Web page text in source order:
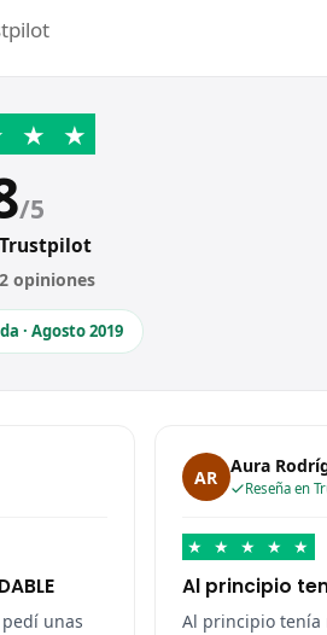
★ ★
/5
Trustpilot
opiniones
· Agosto 2019
unas
AR Aura
Reseña en
★ ★ ★ ★ ★
Al principio
Al principio tenía